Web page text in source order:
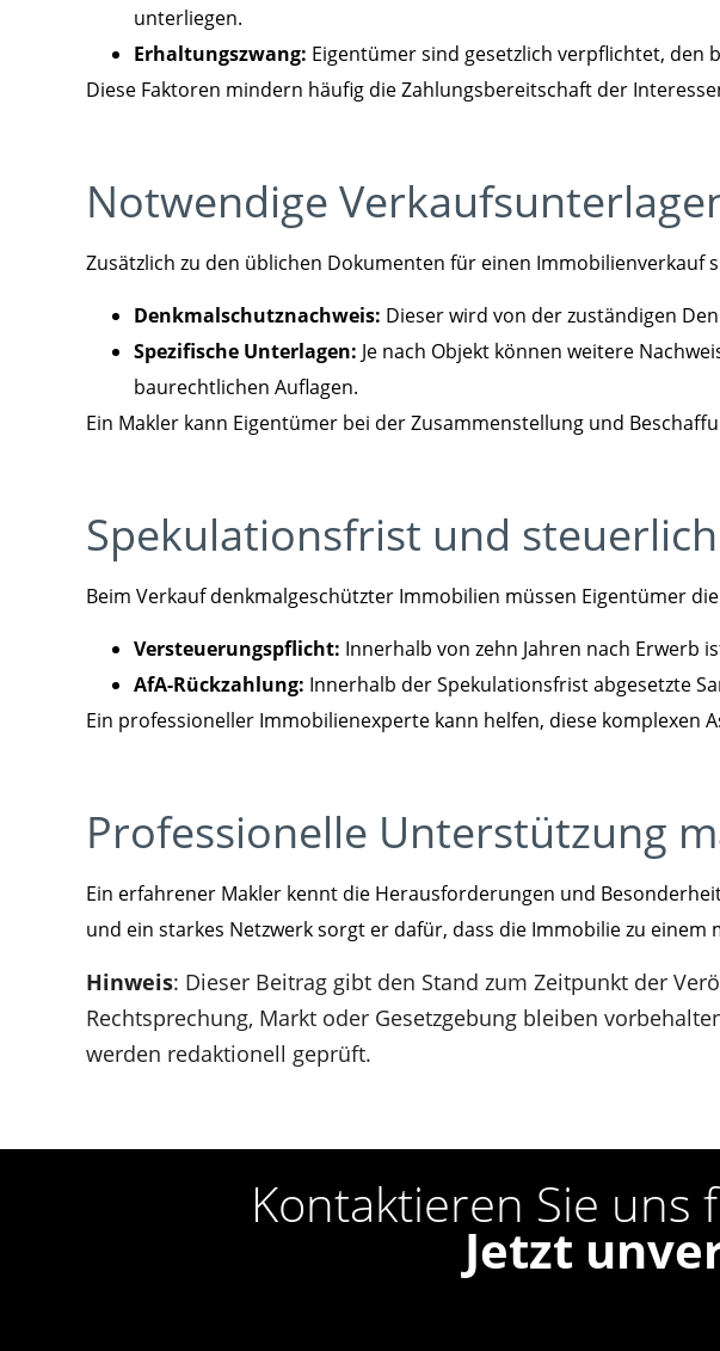
unterliegen.
Erhaltungszwang: Eigentümer sind gesetzlich verpflichtet, den
Diese Faktoren mindern häufig die Zahlungsbereitschaft der
Notwendige
Zusätzlich zu den üblichen Dokumenten für einen
Denkmalschutznachweis: Dieser wird von der zuständigen
Spezifische Unterlagen: Je nach Objekt können weitere
baurechtlichen Auflagen.
Ein Makler kann Eigentümer bei der Zusammenstellung und
Spekulationsfrist und
Beim Verkauf denkmalgeschützter Immobilien müssen Eigentümer
Versteuerungspflicht: Innerhalb von zehn Jahren nach Erwerb
AfA-Rückzahlung: Innerhalb der Spekulationsfrist abgesetzte
Ein professioneller Immobilienexperte kann helfen, diese komplexen
Professionelle Unterstützung
Ein erfahrener Makler kennt die Herausforderungen und
und ein starkes Netzwerk sorgt er dafür, dass die Immobilie zu
Hinweis: Dieser Beitrag gibt den Stand zum Zeitpunkt der
Rechtsprechung, Markt oder Gesetzgebung bleiben
werden redaktionell geprüft.
Kontaktieren Sie
Jetzt